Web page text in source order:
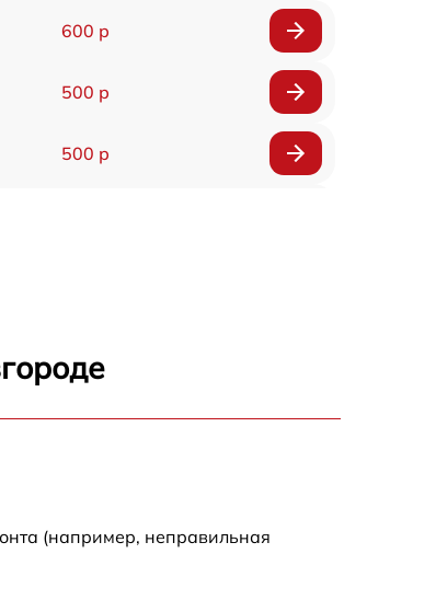
600 р
500 р
500 р
(например, неправильная